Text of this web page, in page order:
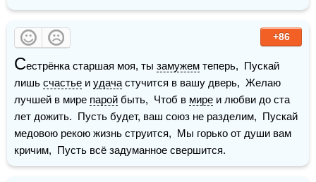
+86
Сестрёнка старшая моя, ты замужем теперь,  Пускай
лишь счастье и удача стучится в вашу дверь,  Желаю
лучшей в мире парой быть,  Чтоб в мире и любви до ста
лет дожить.  Пусть будет, ваш союз не разделим,  Пускай
медовою рекою жизнь струится,  Мы горько от души вам
кричим,  Пусть всё задуманное свершится.